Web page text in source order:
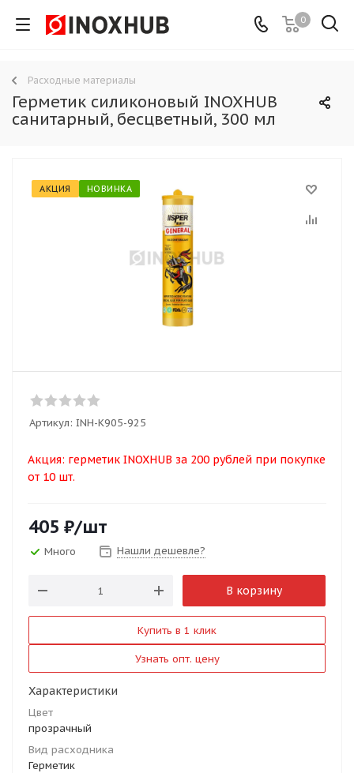
0
Расходные материалы
Герметик силиконовый INOXHUB
санитарный, бесцветный, 300 мл
АКЦИЯ НОВИНКА
Артикул: INH-K905-925
Акция: герметик INOXHUB за 200 рублей при покупке
от 10 шт.
405 ₽/шт
Много Нашли дешевле?
В корзину
Купить в 1 клик
Узнать опт. цену
Характеристики
Цвет
прозрачный
Вид расходника
Герметик